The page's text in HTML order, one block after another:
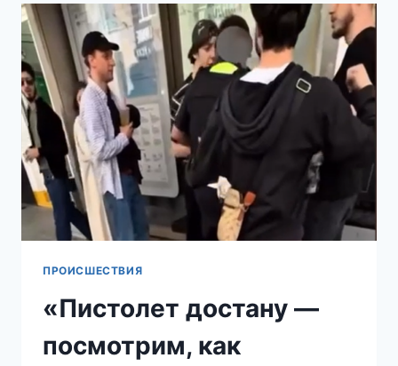
ФАКТУ
НАПАДЕНИЯ
БОРОДАТЫХ
«ДЕТЕЙ»
НА
ПОЛИЦЕЙСКОГО
В
МОСКВЕ
ПРОИСШЕСТВИЯ
«Пистолет достану —
посмотрим, как